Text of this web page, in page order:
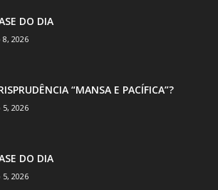
DO DIA
8, 2026
“MANSA E PACÍFICA”?
5, 2026
DO DIA
5, 2026